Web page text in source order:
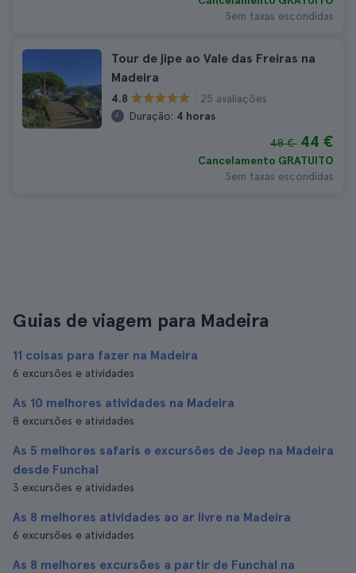
Sem taxas escondidas
Tour de jipe ao Vale das Freiras na
Madeira
4.8
25 avaliações
Duração: 4 horas
48 € 44 €
Cancelamento GRATUITO
Sem taxas escondidas
Guias de viagem para Madeira
11 coisas para fazer na Madeira
6 excursões e atividades
As 10 melhores atividades na Madeira
8 excursões e atividades
As 5 melhores safaris e excursões de Jeep na Madeira
desde Funchal
3 excursões e atividades
As 8 melhores atividades ao ar livre na Madeira
6 excursões e atividades
As 8 melhores excursões a partir de Funchal na